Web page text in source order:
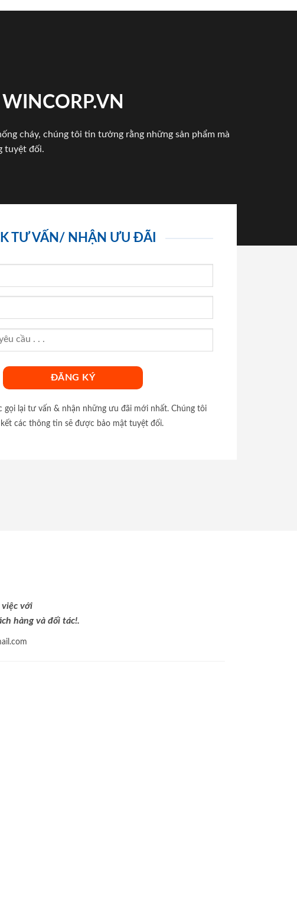
cháy, chúng tôi tin tưởng rằng những sản phẩm mà
tuyệt đối.
TƯ VẤN/ NHẬN ƯU ĐÃI
gọi lại tư vấn & nhận những ưu đãi mới nhất. Chúng tôi
các thông tin sẽ được bảo mật tuyệt đối.
với
hàng và đối tác!.